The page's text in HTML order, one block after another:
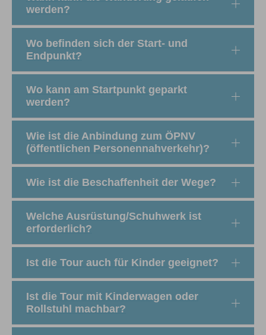
werden?
Wo befinden sich der Start- und
Endpunkt?
Wo kann am Startpunkt geparkt
werden?
Wie ist die Anbindung zum ÖPNV
(öffentlichen Personennahverkehr)?
Wie ist die Beschaffenheit der Wege?
Welche Ausrüstung/Schuhwerk ist
erforderlich?
Ist die Tour auch für Kinder geeignet?
Ist die Tour mit Kinderwagen oder
Rollstuhl machbar?